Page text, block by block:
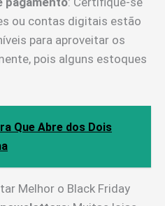
ou contas digitais estão
para aproveitar os
pois alguns estoques
Que Abre dos Dois
Melhor o Black Friday